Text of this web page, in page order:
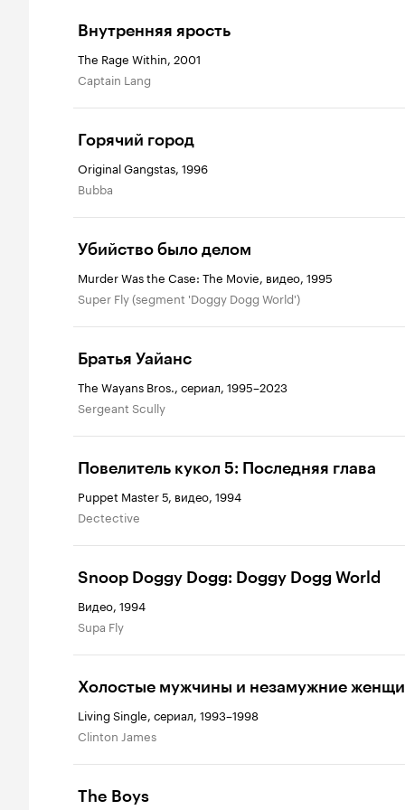
Внутренняя ярость
The Rage Within, 2001
Captain Lang
Горячий город
Original Gangstas, 1996
Bubba
Убийство было делом
Murder Was the Case: The Movie, видео, 1995
Super Fly (segment 'Doggy Dogg World')
Братья Уайанс
The Wayans Bros., сериал, 1995–2023
Sergeant Scully
Повелитель кукол 5: Последняя глава
Puppet Master 5, видео, 1994
Dectective
Snoop Doggy Dogg: Doggy Dogg World
Видео, 1994
Supa Fly
Холостые мужчины и незамужние
Living Single, сериал, 1993–1998
Clinton James
The Boys